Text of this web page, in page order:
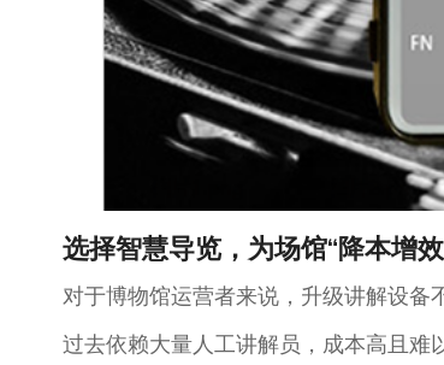
选择智慧导览，为场馆“降本增
对于博物馆运营者来说，升级讲解设备
过去依赖大量人工讲解员，成本高且难